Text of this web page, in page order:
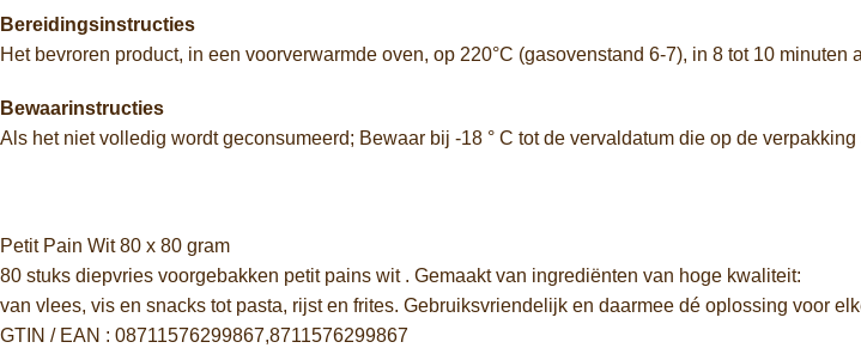
Bereidingsinstructies
Het bevroren product, in een voorverwarmde oven, op 220°C (gasovenstand 6-7), in 8 tot 10
Bewaarinstructies
Als het niet volledig wordt geconsumeerd; Bewaar bij -18 ° C tot de vervaldatum die op de verpakking
Petit Pain Wit 80 x 80 gram
80 stuks diepvries voorgebakken petit pains wit . Gemaakt van ingrediënten van hoge kwaliteit:
van vlees, vis en snacks tot pasta, rijst en frites. Gebruiksvriendelijk en daarmee dé oplossing voor
GTIN / EAN : 08711576299867,8711576299867